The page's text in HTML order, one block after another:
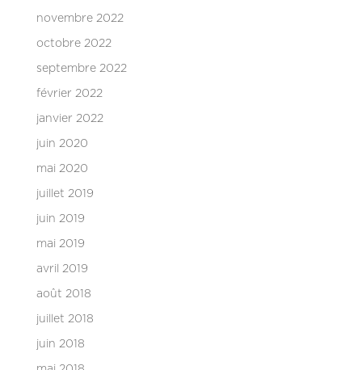
novembre 2022
octobre 2022
septembre 2022
février 2022
janvier 2022
juin 2020
mai 2020
juillet 2019
juin 2019
mai 2019
avril 2019
août 2018
juillet 2018
juin 2018